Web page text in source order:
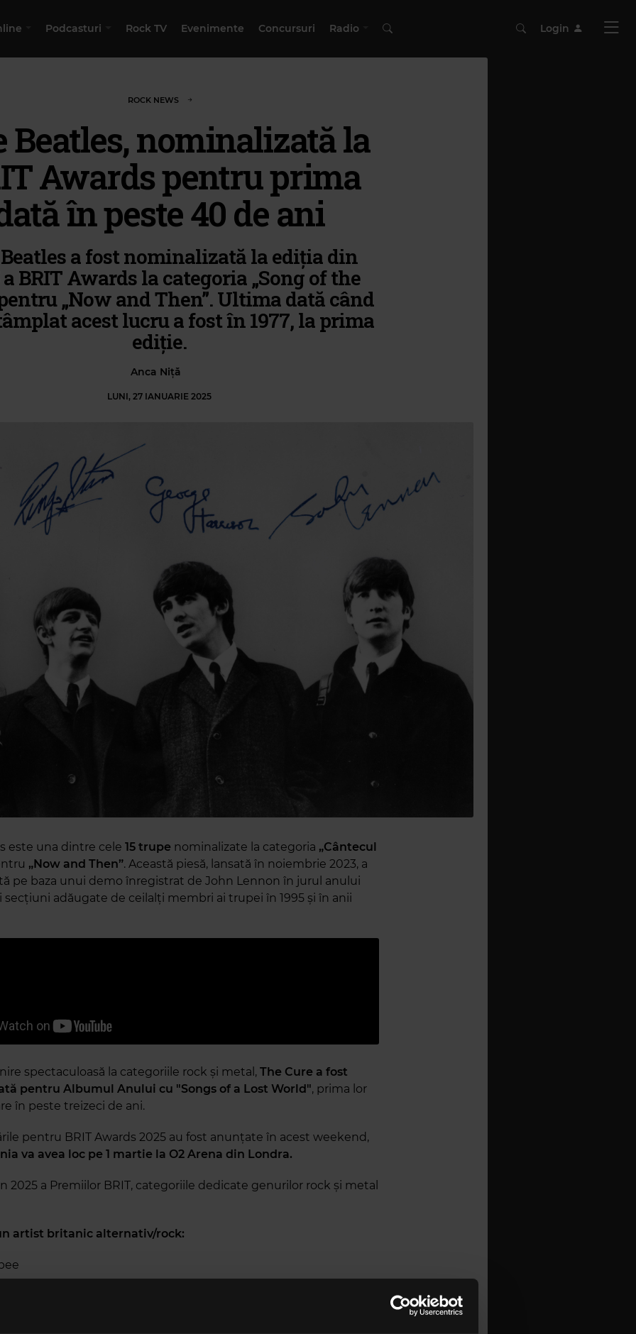
Podcasturi Rock TV Evenimente Concursuri Radio Login
ROCK NEWS
Beatles, nominalizată la
Awards pentru prima
în peste 40 de ani
a fost nominalizată la ediția din
a BRIT Awards la categoria „Song of the
„Now and Then”. Ultima dată când
acest lucru a fost în 1977, la prima
ediție.
Anca Niță
LUNI, 27 IANUARIE 2025
este una dintre cele 15 trupe nominalizate la categoria „Cântecul
„Now and Then”. Această piesă, lansată în noiembrie 2023, a
pe baza unui demo înregistrat de John Lennon în jurul anului
secțiuni adăugate de ceilalți membri ai trupei în 1995 și în anii
spectaculoasă la categoriile rock și metal, The Cure a fost
pentru Albumul Anului cu "Songs of a Lost World", prima lor
în peste treizeci de ani.
pentru BRIT Awards 2025 au fost anunțate în acest weekend,
va avea loc pe 1 martie la O2 Arena din Londra.
2025 a Premiilor BRIT, categoriile dedicate genurilor rock și metal
artist britanic alternativ/rock: